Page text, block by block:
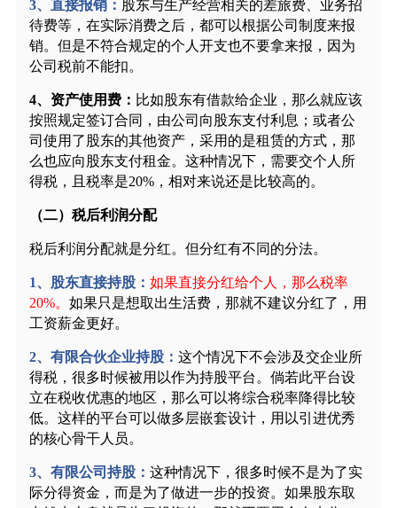
3、直接报销： 股东与生产经营相关的差旅费、业务招
待费等，在实际消费之后，都可以根据公司制度来报
销。 但是不符合规定的个人开支也不要拿来报，因为
公司税前不能扣。
4、资产使用费： 比如股东有借款给企业，那么就应该
按照规定签订合同，由公司向股东支付利息；或者公
司使用了股东的其他资产，采用的是租赁的方式，那
么也应向股东支付租金。这种情况下，需要交个人所
得税，且税率是20%，相对来说还是比较高的。
（二）税后利润分配
税后利润分配就是分红。但分红有不同的分法。
1、股东直接持股： 如果直接分红给个人，那么税率
20%。 如果只是想取出生活费，那就不建议分红了，用
工资薪金更好。
2、有限合伙企业持股： 这个情况下不会涉及交企业所
得税，很多时候被用以作为持股平台。倘若此平台设
立在税收优惠的地区，那么可以将综合税率降得比较
低。这样的平台可以做多层嵌套设计，用以引进优秀
的核心骨干人员。
3、有限公司持股： 这种情况下，很多时候不是为了实
际分得资金，而是为了做进一步的投资。如果股东取